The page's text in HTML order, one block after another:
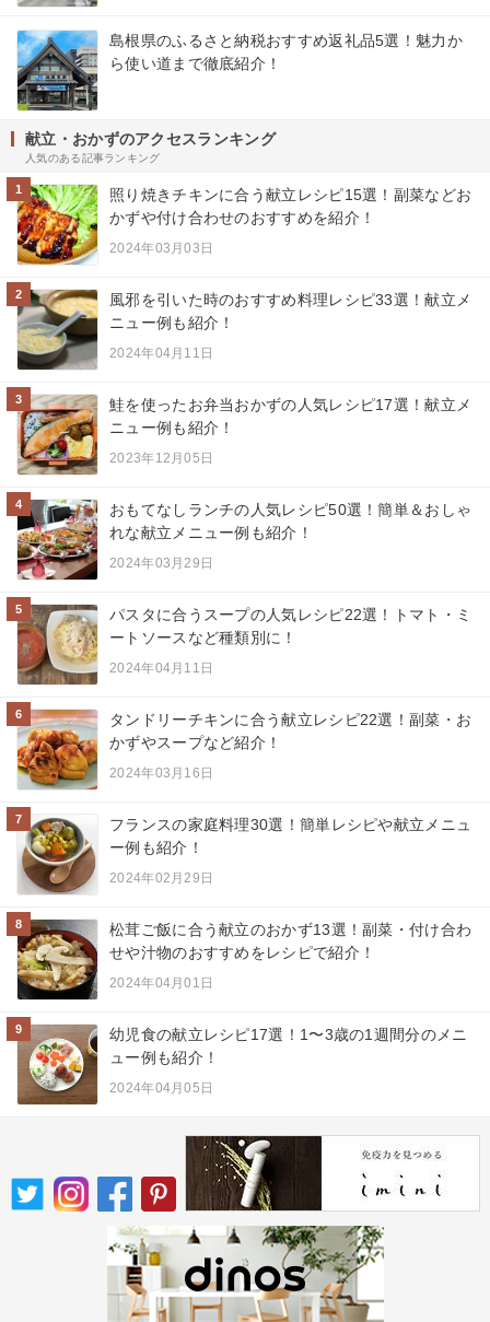
島根県のふるさと納税おすすめ返礼品5選！魅力か
ら使い道まで徹底紹介！
献立・おかずのアクセスランキング
人気のある記事ランキング
1
照り焼きチキンに合う献立レシピ15選！副菜などお
かずや付け合わせのおすすめを紹介！
2024年03月03日
2
風邪を引いた時のおすすめ料理レシピ33選！献立メ
ニュー例も紹介！
2024年04月11日
3
鮭を使ったお弁当おかずの人気レシピ17選！献立メ
ニュー例も紹介！
2023年12月05日
4
おもてなしランチの人気レシピ50選！簡単＆おしゃ
れな献立メニュー例も紹介！
2024年03月29日
5
パスタに合うスープの人気レシピ22選！トマト・ミ
ートソースなど種類別に！
2024年04月11日
6
タンドリーチキンに合う献立レシピ22選！副菜・お
かずやスープなど紹介！
2024年03月16日
7
フランスの家庭料理30選！簡単レシピや献立メニュ
ー例も紹介！
2024年02月29日
8
松茸ご飯に合う献立のおかず13選！副菜・付け合わ
せや汁物のおすすめをレシピで紹介！
2024年04月01日
9
幼児食の献立レシピ17選！1〜3歳の1週間分のメニ
ュー例も紹介！
2024年04月05日